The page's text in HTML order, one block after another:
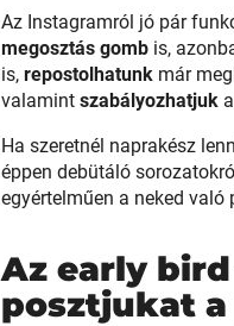
Az Instagramról jó pár
megosztás gomb is,
is, repostolhatunk már
valamint szabályozhatjuk
Ha szeretnél naprakész
éppen debütáló
egyértelműen a neked
Az early
posztjukat